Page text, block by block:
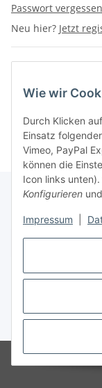
Wie wir
Durch Klicken
Einsatz
Vimeo, PayPal
können die
Icon links
Konfigurieren
Impressum
Passwort vergessen
Neu hier? Jetzt
* Alle Preise inkl.
©